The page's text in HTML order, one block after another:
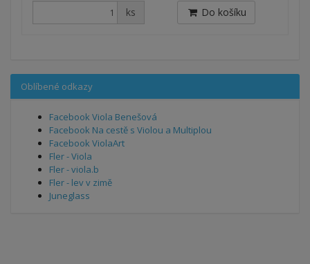
ks Do košíku
Oblíbené odkazy
Facebook Viola Benešová
Facebook Na cestě s Violou a Multiplou
Facebook ViolaArt
Fler - Viola
Fler - viola.b
Fler - lev v zimě
Juneglass